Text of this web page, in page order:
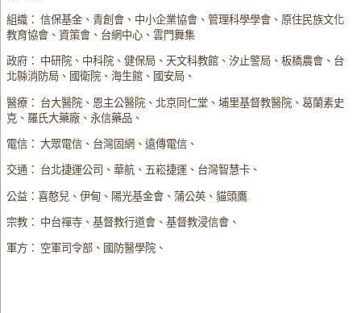
組織： 信保基金、青創會、中小企業協會、管理科學學會、原住民族文化
教育協會、資策會、台網中心、雲門舞集
政府： 中研院、中科院、健保局、天文科教館、汐止警局、板橋農會、台
北縣消防局、國衛院、海生館、國安局、
醫療： 台大醫院、恩主公醫院、北京同仁堂、埔里基督教醫院、葛蘭素史
克、羅氏大藥廠、永信藥品、
電信： 大眾電信、台灣固網、遠傳電信、
交通： 台北捷運公司、華航、五崧捷運、台灣智慧卡、
公益：喜憨兒、伊甸、陽光基金會、蒲公英、貓頭鷹
宗教： 中台禪寺、基督教行道會、基督教浸信會、
軍方： 空軍司令部、國防醫學院、